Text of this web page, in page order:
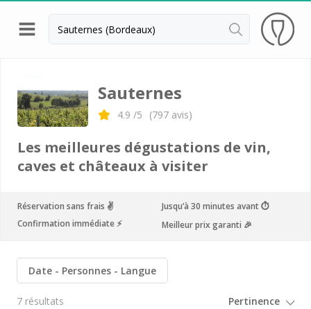
Retour
Visite chateau & dégustation vin Médoc
Visite chateau & dégustation vin Pessac Léognan
Visite chateau & dégustation vin Sauternes
Château Chasse Spleen
Sauternes
4.9 /5 (797 avis)
Les meilleures dégustations de vin,
caves et châteaux à visiter
Réservation sans frais ✌️
Jusqu’à 30 minutes avant ⏱
Confirmation immédiate ⚡️
Meilleur prix garanti 🎉
Date Personnes Langue
7 résultats